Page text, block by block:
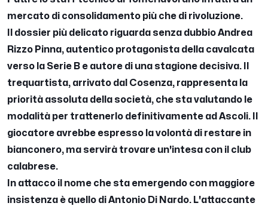
mercato di consolidamento più che di rivoluzione.
Il dossier più delicato riguarda senza dubbio Andrea
Rizzo Pinna, autentico protagonista della cavalcata
verso la Serie B e autore di una stagione decisiva. Il
trequartista, arrivato dal Cosenza, rappresenta la
priorità assoluta della società, che sta valutando le
modalità per trattenerlo definitivamente ad Ascoli. Il
giocatore avrebbe espresso la volontà di restare in
bianconero, ma servirà trovare un'intesa con il club
calabrese.
In attacco il nome che sta emergendo con maggiore
insistenza è quello di Antonio Di Nardo. L'attaccante